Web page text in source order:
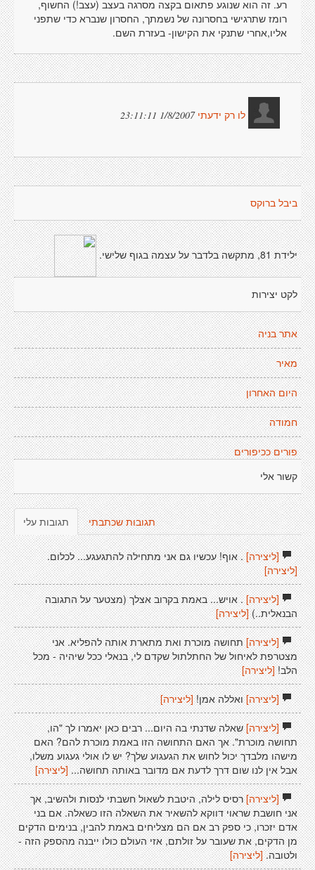
רע. זה הוא שנוגע פתאום בקצה מסרגה בעצב (עצב!) החשוף,
רומז שתרגישי בחסרונה של נשמתך, החסרון שנברא כדי שתפני
אליו,אחרי שתנקי את הקישון- בעזרת השם.
לו רק ידעתי1/8/2007 23:11:11
ביבל ברוקס
ילידת 81, מתקשה בלדבר על עצמה בגוף שלישי.
לקט יצירות
אתר בניה
מאיר
היום האחרון
חמודה
פורים ככיפורים
קשור אלי
תגובות עלי תגובות שכתבתי
[ליצירה]. אוף! עכשיו גם אני מתחילה להתגעגע... לכלום.
[ליצירה]
[ליצירה]. אויש... באמת בקרוב אצלך (מצטער על התגובה
הבנאלית..) [ליצירה]
[ליצירה]תחושה מוכרת ואת מתארת אותה להפליא. אני
מצטרפת לאיחול של החתלתול שקדם לי, בנאלי ככל שיהיה - מכל
הלב! [ליצירה]
[ליצירה]ואללה אמן! [ליצירה]
[ליצירה]שאלה שדנתי בה היום... רבים כאן יאמרו לך "הו,
תחושה מוכרת". אך האם התחושה הזו באמת מוכרת להם? האם
מישהו מלבדך יכול לחוש את הגעגוע שלך? יש לו אולי געגוע משלו,
אבל אין לנו שום דרך לדעת אם מדובר באותה תחושה... [ליצירה]
[ליצירה]רסיס לילה, היטבת לשאול חשבתי לנסות ולהשיב, אך
אני חושבת שראוי דווקא להשאיר את השאלה הזו כשאלה. אם בני
אדם יזכרו, כי ספק רב אם הם מצליחים באמת להבין, בנימים הדקים
מן הדקים, את שעובר על זולתם, אזי העולם כולו ייבנה מהספק הזה -
ולטובה.[ליצירה]